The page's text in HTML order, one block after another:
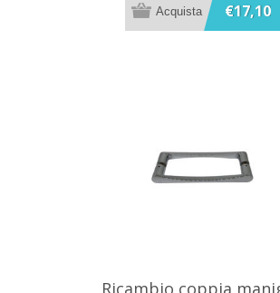
€17,10
Ricambio coppia